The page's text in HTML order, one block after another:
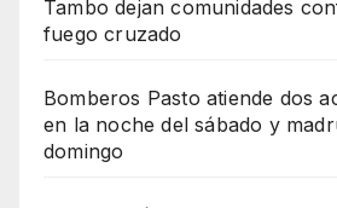
Tambo dejan comunidades
fuego cruzado
Bomberos Pasto atiende dos
en la noche del sábado y
domingo